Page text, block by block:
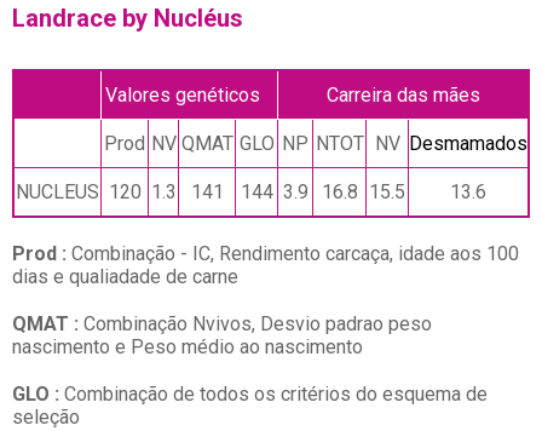
Landrace by Nucléus
Valores genéticos Carreira das mães
Prod NV QMAT GLO NP NTOT NV Desmamados
NUCLEUS 120 1.3 141 144 3.9 16.8 15.5 13.6
Prod : Combinação - IC, Rendimento carcaça, idade aos 100
dias e qualiadade de carne
QMAT : Combinação Nvivos, Desvio padrao peso
nascimento e Peso médio ao nascimento
GLO : Combinação de todos os critérios do esquema de
seleção